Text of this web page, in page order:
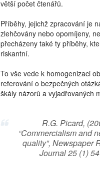
větší počet čtenářů.
Příběhy, jejichž zpracování je
zlehčovány nebo opomíjeny,
přecházeny také ty příběhy,
riskantní.
To vše vede k homogenizaci
referování o bezpečných
škály názorů a vyjadřovaných
R.G. Picard,
“Commercialism and
quality”, Newspaper
Journal 25 (1)